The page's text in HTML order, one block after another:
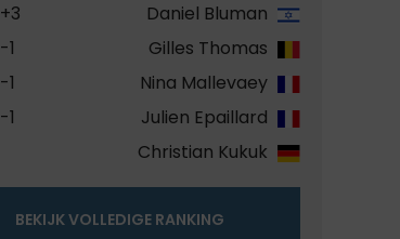
+3
Daniel Bluman
-1
Gilles Thomas
-1
Nina Mallevaey
-1
Julien Epaillard
Christian Kukuk
BEKIJK VOLLEDIGE RANKING